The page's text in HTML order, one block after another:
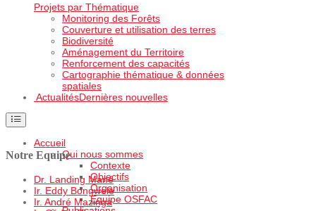
Projets par Thématique
Monitoring des Forêts
Couverture et utilisation des terres
Biodiversité
Aménagement du Territoire
Renforcement des capacités
Cartographie thématique & données
spatiales
ActualitésDernières nouvelles
Accueil
Qui nous sommes
Contexte
Objectifs
Organisation
Equipe OSFAC
Notre Equipe
Dr. Landing Mané
Ir. Eddy Bongwele
Ir. André Mazinga